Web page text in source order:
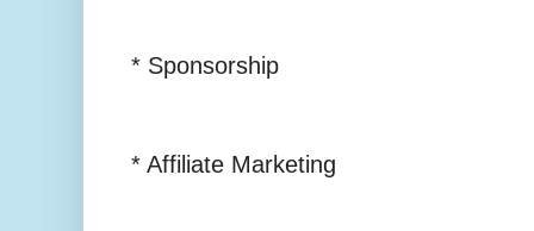
* Sponsorship
* Affiliate Marketing